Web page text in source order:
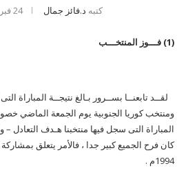
كتبه د.فائز جمال 24 فبراير، 2018
(1) فـــوز المنتخـــب
لقــد تابعنــا بســرور بـالغ نتيجــة المباراة
ومنتخب كوريا الجنوبية يوم الجمعة الماضي
المباراة التى سجل فيها منتخبنا هـدف التعادل –
كان فرح الجميع كبير جدا ، فالأمر يتعلق
1994م .